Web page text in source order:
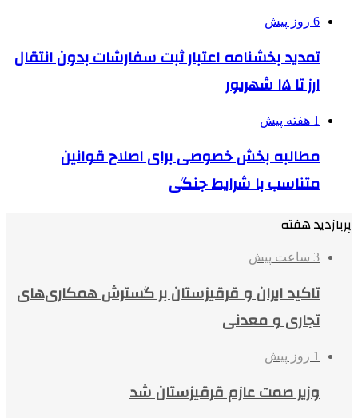
6 روز پیش
تمدید بخشنامه اعتبار ثبت سفارشات بدون انتقال
ارز تا ۱۵ شهریور
1 هفته پیش
مطالبه بخش خصوصی برای اصلاح قوانین
متناسب با شرایط جنگی
پربازدید هفته
3 ساعت پیش
تاکید ایران و قرقیزستان بر گسترش همکاری‌های
تجاری و معدنی
1 روز پیش
وزیر صمت عازم قرقیزستان شد